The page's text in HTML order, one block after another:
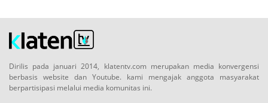
Dirilis pada januari 2014, klatentv.com merupakan media konvergensi
berbasis website dan Youtube. kami mengajak anggota masyarakat
berpartisipasi melalui media komunitas ini.